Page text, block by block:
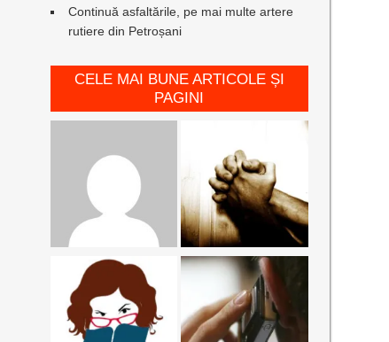
Continuă asfaltările, pe mai multe artere
rutiere din Petroșani
CELE MAI BUNE ARTICOLE ȘI
PAGINI